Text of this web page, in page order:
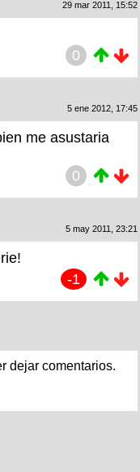
29 mar 2011, 15:52
0
5 ene 2012, 17:45
me asustaria
0
5 may 2011, 23:21
-1
dejar comentarios.